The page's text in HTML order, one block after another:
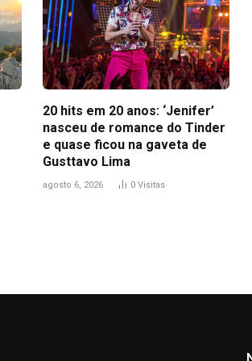
20 hits em 20 anos: ‘Jenifer’
nasceu de romance do Tinder
e quase ficou na gaveta de
Gusttavo Lima
agosto 6, 2026 0 Visitas